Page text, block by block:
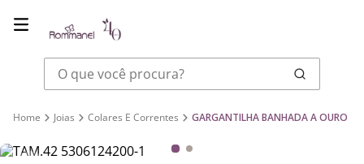
O que você procura?
Joias Colares E Correntes GARGANTILHA BANHADA A OURO